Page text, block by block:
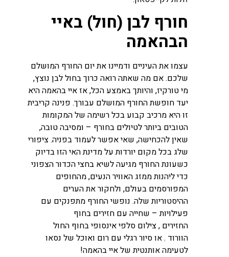
חורף לבן (חול) באיי
הבהאמה
עצמו את העיניים ודמיינו את יום החורף המושלם
שלכם. אם מה שאתה רואה כרוך בחול לבן נוצץ,
מי טורקיז, והיותך באמצע הכל, אז איי בהאמה היא
יעד חופשת החורף המושלם עבורך. פנינה קריבית
זו היא מרכיב קבוע בכל רשימה של המקומות
הטובים ביותר לטיולים בחורף – ומסיבה טובה,
שאין להכחישה, שאי אפשר לעמוד בפניה. ציפורי
שלג בכל מקום יורדות על מדינת האי הזו בדיוק
כשעונת החורף מגיעה לשיא בחצי הכדור הצפוני
כדי ליהנות ממזג האוויר הנעים, מהחופים
המפורסמים בעולם, ולחקור את הערים
ההיסטוריות שלה. נופשי החורף מתפנקים עם
פעילויות – שחייה עם חזירים בחוף
החזירים , צילום סלפי אינסופי בחוף החול
הוורוד ,או סיור רגלי עם רום ואוכל של נסאו
לטעימה אותנטית של איי בהאמה!